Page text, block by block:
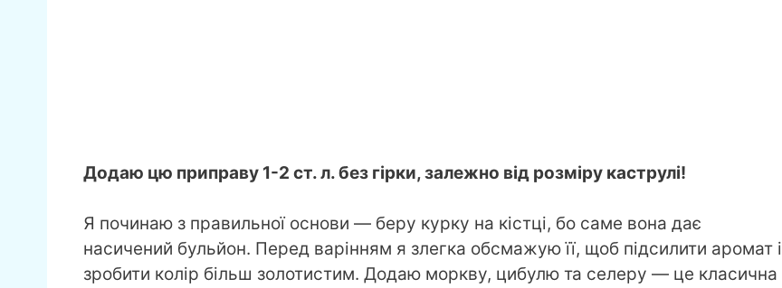
Додаю цю приправу 1-2 ст. л. без гірки, залежно від розміру каструлі!
Я починаю з правильної основи — беру курку на кістці, бо саме вона дає
насичений бульйон. Перед варінням я злегка обсмажую її, щоб підсилити аромат і
зробити колір більш золотистим. Додаю моркву, цибулю та селеру — це класична